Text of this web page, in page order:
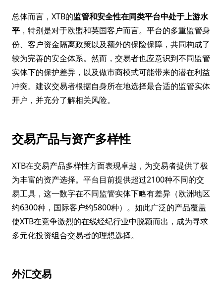
总体而言，XTB的监管和安全性在同类平台中处于上游水
平 ，特别是对于欧盟和英国客户而言。平台的多重监管身
份、客户资金隔离政策以及额外的保险保障，共同构成了
较为完善的安全体系。然而，交易者也应意识到不同监管
实体下的保护差异，以及做市商模式可能带来的潜在利益
冲突。建议交易者根据自身所在地选择最合适的监管实体
开户，并充分了解相关风险。
交易产品与资产多样性
XTB在交易产品多样性方面表现卓越，为交易者提供了极
为丰富的资产选择。平台目前提供超过2100种不同的交
易工具，这一数字在不同监管实体下略有差异（欧洲地区
约6300种，国际客户约5800种）。如此广泛的产品覆盖
使XTB在竞争激烈的在线经纪行业中脱颖而出，成为寻求
多元化投资组合交易者的理想选择。
外汇交易